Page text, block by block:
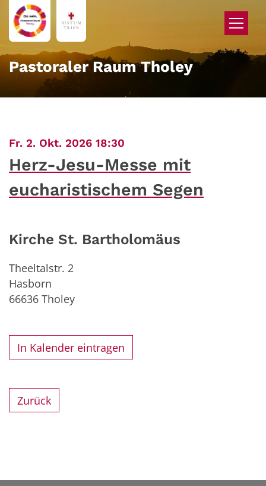
Zum Inhalt springen
Pastoraler Raum Tholey
Fr. 2. Okt. 2026 18:30
Herz-Jesu-Messe mit
eucharistischem Segen
Kirche St. Bartholomäus
Theeltalstr. 2
Hasborn
66636 Tholey
In Kalender eintragen
Zurück